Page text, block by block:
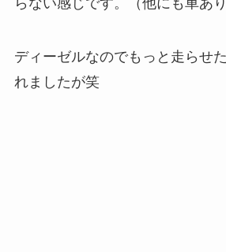
らない感じです。（他にも車あり
ディーゼルなのでもっと走らせ
れましたが笑